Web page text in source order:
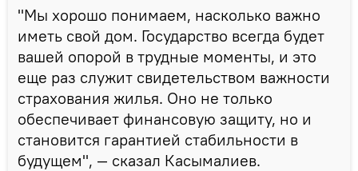
"Мы хорошо понимаем, насколько важно
иметь свой дом. Государство всегда будет
вашей опорой в трудные моменты, и это
еще раз служит свидетельством важности
страхования жилья. Оно не только
обеспечивает финансовую защиту, но и
становится гарантией стабильности в
будущем", — сказал Касымалиев.